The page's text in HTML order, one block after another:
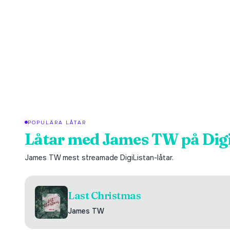
POPULÄRA LÅTAR
Låtar medJames TWpå
James TWmest streamade DigiListan-låtar.
Last Christmas
James TW